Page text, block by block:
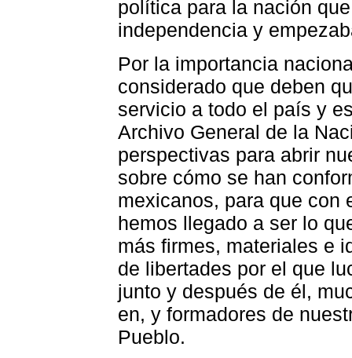
política para la nación
independencia y
Por la importancia
considerado que deben
servicio a todo el país y
Archivo General de la
perspectivas para abrir
sobre cómo se han
mexicanos, para que con
hemos llegado a ser lo
más firmes, materiales e
de libertades por el que
junto y después de él,
en, y formadores de
Pueblo.